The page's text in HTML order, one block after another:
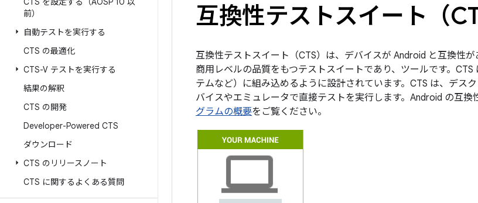
前）
自動テストを実行する
CTS の最適化
CTS-V テストを実行する
結果の解釈
CTS の開発
Developer-Powered CTS
ダウンロード
CTS のリリースノート
CTS に関するよくある質問
互換性テストスイート（
互換性テストスイート（CTS）は、デバイスが Android と互換性
商用レベルの品質をもつテストスイートであり、ツールです。 CTS
テムなど）に組み込めるように設計されています。CTS は、デス
バイスやエミュレータで直接テストを実行します。Android の互換
グラムの概要をご覧ください。